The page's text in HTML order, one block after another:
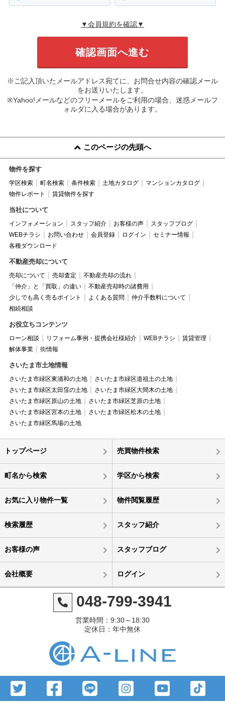
▼会員規約を確認▼
※ご記入頂いたメールアドレス宛てに、お問合せ内容の確認メール
をお送りいたします。
※Yahoo!メールなどのフリーメールをご利用の場合、迷惑メールフ
ォルダに入る場合があります。
このページの先頭へ
物件を探す
学区検索 町名検索 条件検索 土地カタログ
マンションカタログ
物件レポート
賃貸物件を探す
当社について
インフォメーション スタッフ紹介 お客様の声
スタッフブログ
WEBチラシ
お問い合わせ 会員登録 ログイン
セミナー情報
各種ダウンロード
不動産売却について
売却について 売却査定
不動産売却の流れ
「仲介」と「買取」の違い
不動産売却時の諸費用
少しでも高く売るポイント
よくある質問
仲介手数料について
相続相談
お役立ちコンテンツ
ローン相談 リフォーム事例・提携会社様紹介 WEBチラシ
賃貸管理
解体事業
街情報
さいたま市土地情報
さいたま市緑区東浦和の土地
さいたま市緑区道祖土の土地
さいたま市緑区太田窪の土地
さいたま市緑区大間木の土地
さいたま市緑区原山の土地
さいたま市緑区芝原の土地
さいたま市緑区宮本の土地
さいたま市緑区松木の土地
さいたま市緑区馬場の土地
トップページ 売買物件検索
町名から検索 学区から検索
お気に入り物件一覧 物件閲覧履歴
検索履歴 スタッフ紹介
お客様の声 スタッフブログ
会社概要 ログイン
048-799-3941
営業時間：9:30～18:30
定休日：年中無休